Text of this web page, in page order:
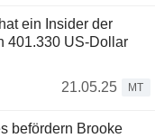
ein Insider der
401.330 US-Dollar
21.05.25
MT
befördern Brooke